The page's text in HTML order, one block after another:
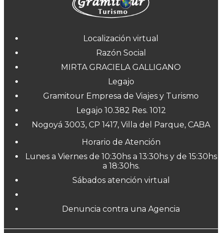
Localización virtual
Razón Social
MIRTA GRACIELA GALLIGANO
Legajo
Gramitour Empresa de Viajes y Turismo
Legajo 10.382 Res. 1012
Nogoyá 3003, CP 1417, Villa del Parque, CABA
Horario de Atención
Lunes a Viernes de 10:30hs a 13:30hs y de 15:30hs
a 18:30hs.
Sábados atención virtual
Denuncia contra una Agencia